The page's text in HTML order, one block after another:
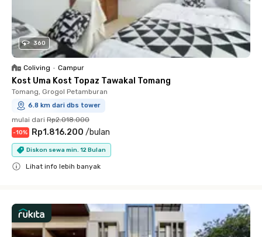
360
Coliving • Campur
Kost Uma Kost Topaz Tawakal Tomang
Tomang, Grogol Petamburan
6.8 km dari dbs tower
mulai dari Rp2.018.000
-10% Rp1.816.200 /bulan
Diskon sewa min. 12 Bulan
Lihat info lebih banyak